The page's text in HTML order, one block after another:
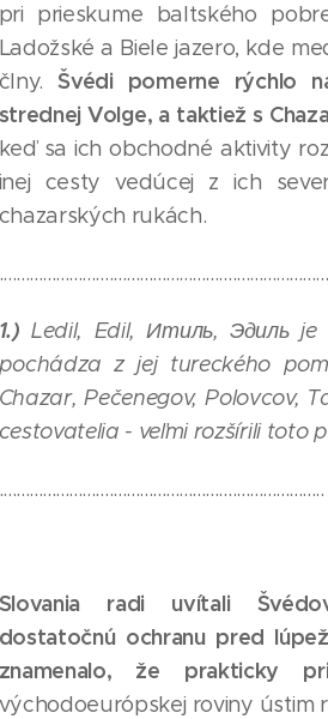
pri prieskume baltského
Ladožské a Biele jazero, kde
člny.Švédi pomerne rýchlo
strednej Volge, a taktiež s
keď sa ich obchodné aktivity
inej cesty vedúcej z ich
chazarských rukách.
...........................................................................
1.) Ledil, Edil, Итиль, Эдиль
pochádza z jej tureckého
Chazar, Pečenegov, Polovcov,
cestovatelia - veľmi rozšírili toto
..........................................................................
Slovania radi uvítali
dostatočnú ochranu pred
znamenalo, že prakticky
východoeurópskej roviny ústim